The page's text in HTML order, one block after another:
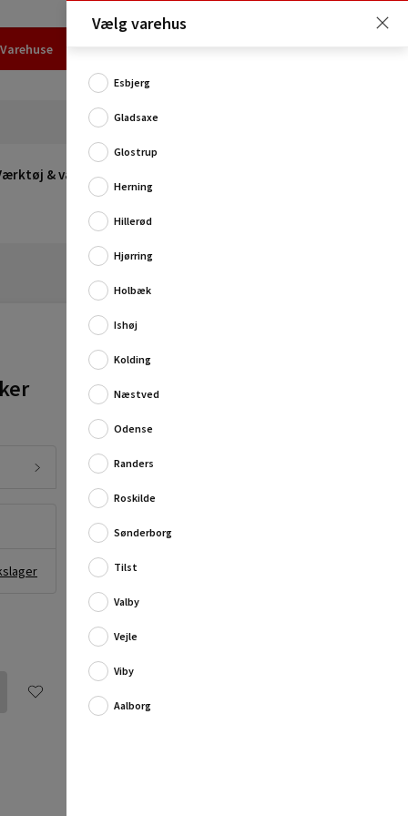
Varehuse
& værksted
sanitetsfuger, fx i køkkenet og på badeværelset.
Vælg varehus
Esbjerg
Gladsaxe
Glostrup
Herning
Hillerød
Hjørring
Holbæk
Ishøj
Kolding
Næstved
Odense
Randers
Roskilde
Sønderborg
Tilst
Valby
Vejle
Viby
Aalborg